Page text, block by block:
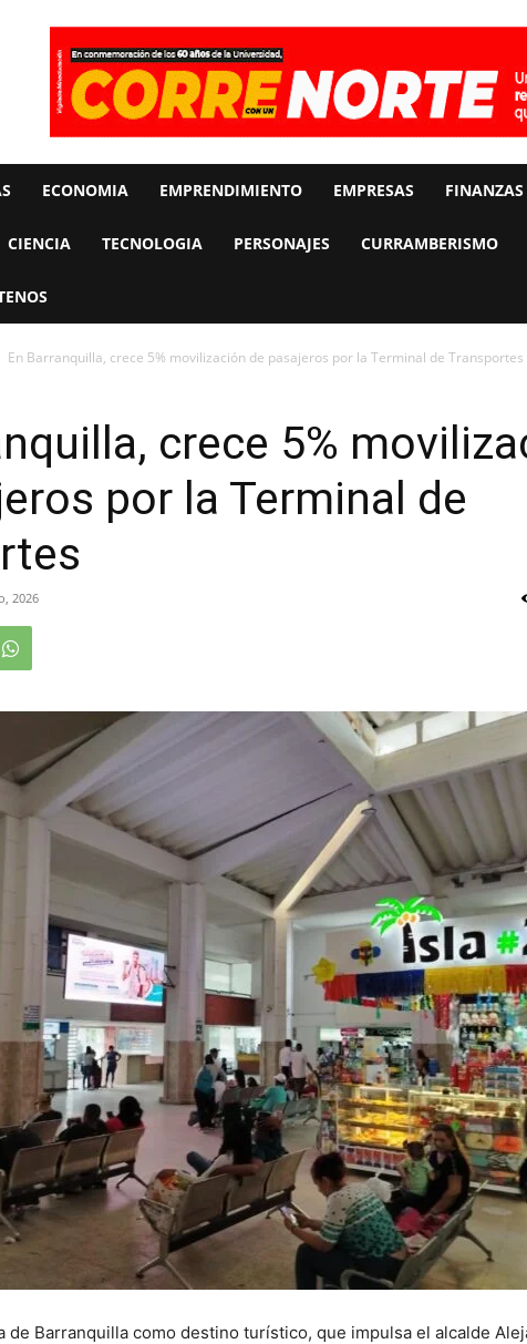
ECONOMIA EMPRENDIMIENTO EMPRESAS FINANZAS
CIENCIA TECNOLOGIA PERSONAJES CURRAMBERISMO
En Barranquilla, crece 5% movilización de pasajeros por la Terminal de Transportes
crece 5%
por la Terminal de
2026
de Barranquilla como destino turístico, que impulsa el alcalde